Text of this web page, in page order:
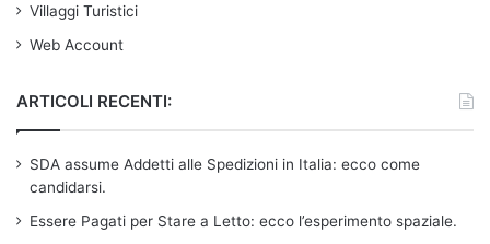
Villaggi Turistici
Web Account
ARTICOLI RECENTI:
SDA assume Addetti alle Spedizioni in Italia: ecco come
candidarsi.
Essere Pagati per Stare a Letto: ecco l’esperimento spaziale.